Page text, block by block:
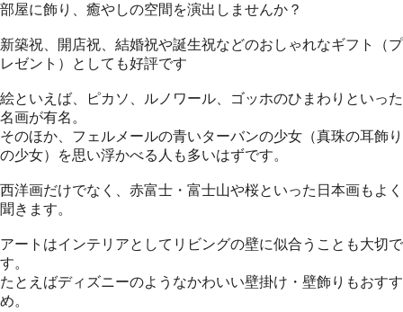
部屋に飾り、癒やしの空間を演出しませんか？
新築祝、開店祝、結婚祝や誕生祝などのおしゃれなギフト（プ
レゼント）としても好評です
絵といえば、ピカソ、ルノワール、ゴッホのひまわりといった
名画が有名。
そのほか、フェルメールの青いターバンの少女（真珠の耳飾り
の少女）を思い浮かべる人も多いはずです。
西洋画だけでなく、赤富士・富士山や桜といった日本画もよく
聞きます。
アートはインテリアとしてリビングの壁に似合うことも大切で
す。
たとえばディズニーのようなかわいい壁掛け・壁飾りもおすす
め。